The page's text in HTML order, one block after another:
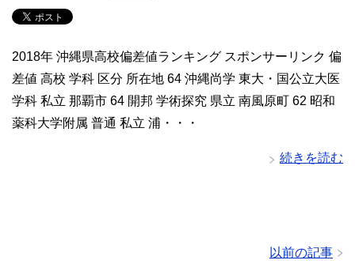
2018年 沖縄県高校偏差値ランキング スポンサーリンク 偏
差値 高校 学科 区分 所在地 64 沖縄尚学 東大・国公立大医
学科 私立 那覇市 64 開邦 学術探究 県立 南風原町 62 昭和
薬科大学附属 普通 私立 浦・・・
続きを読む
以前の記事